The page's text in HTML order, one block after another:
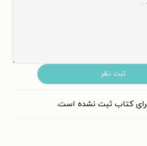
ثبت نظر
کتاب ثبت نشده است.